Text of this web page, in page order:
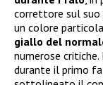
correttore sul
un colore
giallo del
numerose
durante il primo